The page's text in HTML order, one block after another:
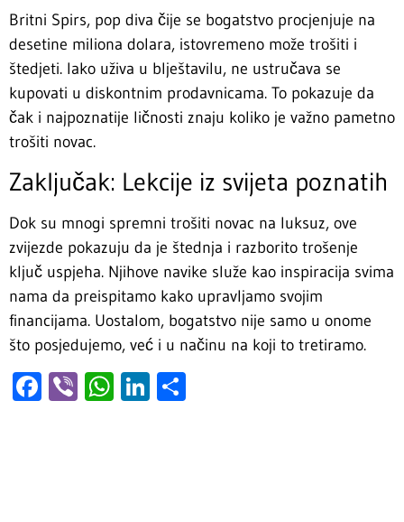
Britni Spirs, pop diva čije se bogatstvo procjenjuje na
desetine miliona dolara, istovremeno može trošiti i
štedjeti. Iako uživa u blještavilu, ne ustručava se
kupovati u diskontnim prodavnicama. To pokazuje da
čak i najpoznatije ličnosti znaju koliko je važno pametno
trošiti novac.
Zaključak: Lekcije iz svijeta poznatih
Dok su mnogi spremni trošiti novac na luksuz, ove
zvijezde pokazuju da je štednja i razborito trošenje
ključ uspjeha. Njihove navike služe kao inspiracija svima
nama da preispitamo kako upravljamo svojim
financijama. Uostalom, bogatstvo nije samo u onome
što posjedujemo, već i u načinu na koji to tretiramo.
Facebook
ViberWhatsApp
LinkedIn